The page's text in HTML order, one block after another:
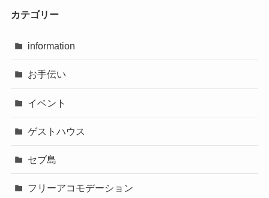
カテゴリー
information
お手伝い
イベント
ゲストハウス
セブ島
フリーアコモデーション